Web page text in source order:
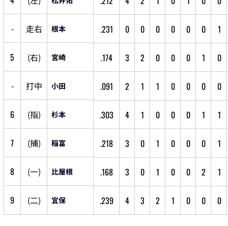
- 走右 根本 .231 0 0 0 0 0 0 1
5 (右) 宮崎 .174 3 2 0 0 0 1 0
- 打中 小田 .091 2 1 1 0 0 0 0
6 (指) 杉本 .303 4 1 0 0 0 1 1
7 (捕) 稲富 .218 3 0 1 0 0 0 1
8 (一) 比屋根 .168 3 0 1 0 0 2 1
9 (二) 宜保 .239 4 3 2 1 0 0 0